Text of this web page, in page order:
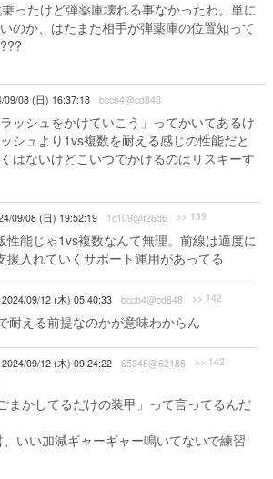
ったけど弾薬庫壊れる事なかったわ。単に
のか、はたまた相手が弾薬庫の位置知って
09/08 (日) 16:37:18 bccb4@cd848
ッシュをかけていこう」ってかいてあるけ
シュより1vs複数を耐える感じの性能だと
はないけどこいつでかけるのはリスキーす
09/08 (日) 19:52:19 1c109@f26d6 >> 139
性能じゃ1vs複数なんて無理。前線は適度に
援入れていくサポート運用があってる
2024/09/12 (木) 05:40:33 bccb4@cd848 >> 142
耐える前提なのかが意味わからん
2024/09/12 (木) 09:24:22 65348@62186 >> 142
まかしてるだけの装甲」って言ってるんだ
いい加減ギャーギャー鳴いてないで練習